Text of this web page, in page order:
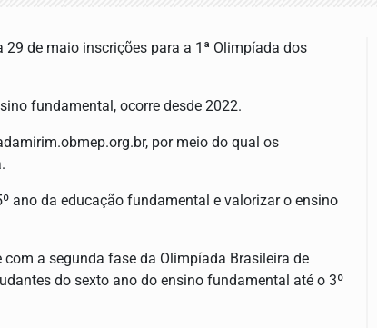
de maio inscrições para a 1ª Olimpíada dos
fundamental, ocorre desde 2022.
por meio do qual os
ano da educação fundamental e valorizar o ensino
a segunda fase da Olimpíada Brasileira de
do sexto ano do ensino fundamental até o 3º